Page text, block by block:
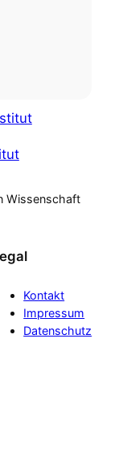
Wissenschaft
Kontakt
Impressum
Datenschutz